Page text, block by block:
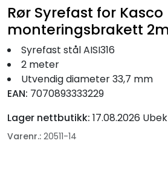
Rør Syrefast for Kasco
monteringsbrakett
Syrefast stål AISI316
2 meter
Utvendig diameter 33,7 mm
EAN: 7070893333229
Lager nettbutikk: 17.08.2026
Varenr.: 20511-14
Båtpleie/Opplag
Seil
Nyheter